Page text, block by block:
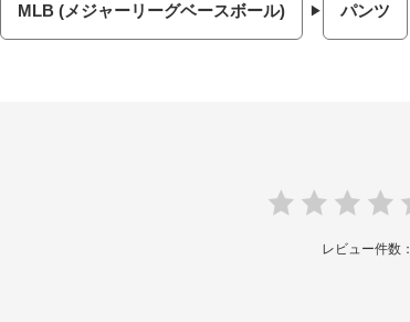
MLB (メジャーリーグベースボール) パンツ
レビュー件数：